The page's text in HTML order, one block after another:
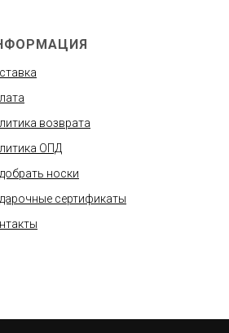
возврата
ОПД
носки
сертификаты